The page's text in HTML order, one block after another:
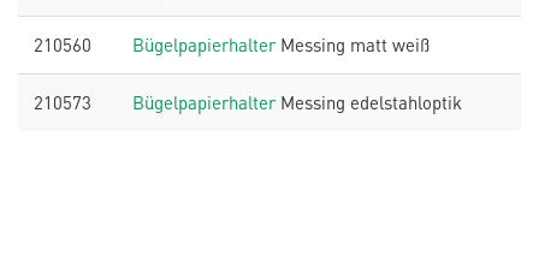
210560 Bügelpapierhalter Messing matt weiß
210573 Bügelpapierhalter Messing edelstahloptik